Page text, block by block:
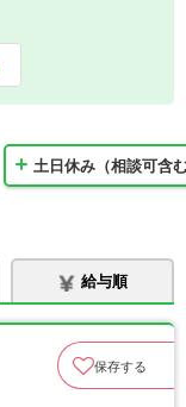
土日休み（相談可含
給与順
保存する